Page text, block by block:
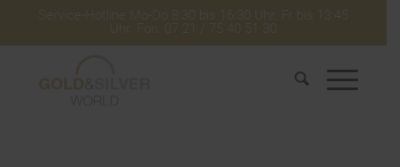
Service-Hotline Mo-Do 8:30 bis 16:30 Uhr. Fr bis 13:45
Uhr. Fon: 07 21 / 75 40 51 30